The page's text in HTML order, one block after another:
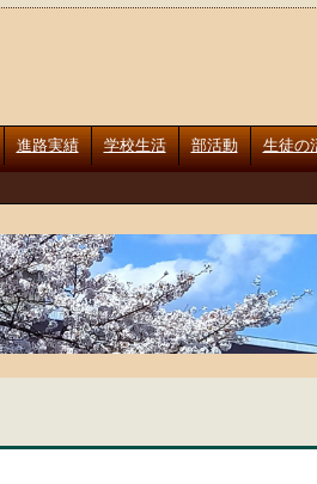
進路実績 学校生活 部活動 生徒の